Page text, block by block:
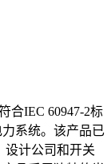
合IEC 60947-2标
系统。该产品已
设计公司和开关